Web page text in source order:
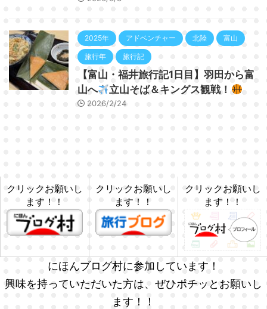
2025年 アドベンチャー 北陸 富山
旅行年 旅行記
【富山・福井旅行記1日目】羽田から富
山へ
立山そば＆キングス観戦！
2026/2/24
クリックお願いし
ます！！
クリックお願いし
ます！！
クリックお願いし
ます！！
にほんブログ村に参加しています！
興味を持っていただいた方は、ぜひポチッとお願いし
ます！！